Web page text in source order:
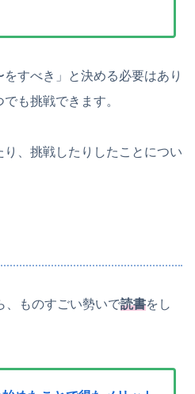
すべき」と決める必要はあり
も挑戦できます。
、挑戦したりしたことについ
、ものすごい勢いで読書をし